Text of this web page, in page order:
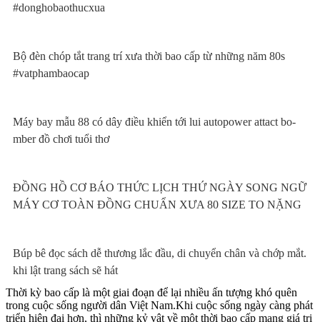
#donghobaothucxua
Bộ đèn chóp tắt trang trí xưa thời bao cấp từ những năm 80s
#vatphambaocap
Máy bay mẫu 88 có dây điều khiển tới lui autopower attact bo-
mber đồ chơi tuổi thơ
ĐỒNG HỒ CƠ BÁO THỨC LỊCH THỨ NGÀY SONG NGỮ
MÁY CƠ TOÀN ĐỒNG CHUẨN XƯA 80 SIZE TO NẶNG
Búp bê đọc sách dễ thương lắc đầu, di chuyển chân và chớp mắt.
khi lật trang sách sẽ hát
Thời kỳ bao cấp là một giai đoạn để lại nhiều ấn tượng khó quên
trong cuộc sống người dân Việt Nam.Khi cuộc sống ngày càng phát
triển hiện đại hơn, thì những kỷ vật về một thời bao cấp mang giá trị